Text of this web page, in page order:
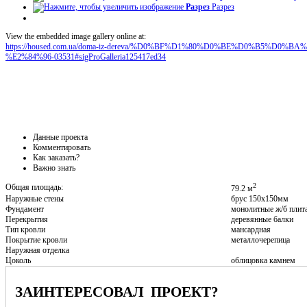
Разрез Разрез
View the embedded image gallery online at:
https://housed.com.ua/doma-iz-dereva/
%E2%84%96-03531#sigProGalleria125417ed34
Данные проекта
Комментировать
Как заказать?
Важно знать
Общая площадь:
79.2 м2
Наружные стены
брус 150х150мм
Фундамент
монолитные ж/б
Перекрытия
деревянные балки
Тип кровли
мансардная
Покрытие кровли
металлочерепица
Наружная отделка
Цоколь
облицовка камнем
ЗАИНТЕРЕСОВАЛ ПРОЕКТ?